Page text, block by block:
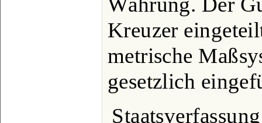
Kreuzer
metrische
gesetzlich